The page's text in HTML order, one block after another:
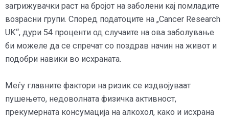
загрижувачки раст на бројот на заболени кај помладите
возрасни групи. Според податоците на „Cancer Research
UK“, дури 54 проценти од случаите на ова заболување
би можеле да се спречат со поздрав начин на живот и
подобри навики во исхраната.
Меѓу главните фактори на ризик се издвојуваат
пушењето, недоволната физичка активност,
прекумерната консумација на алкохол, како и исхрана